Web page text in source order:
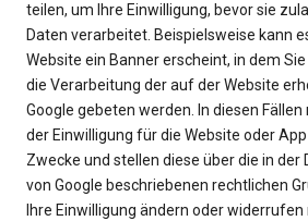
teilen, um Ihre Einwilligung, bevor sie
Daten verarbeitet. Beispielsweise kann
Website ein Banner erscheint, in dem
die Verarbeitung der auf der Website
Google gebeten werden. In diesen
der Einwilligung für die Website oder
Zwecke und stellen diese über die in
von Google beschriebenen rechtlichen
Ihre Einwilligung ändern oder